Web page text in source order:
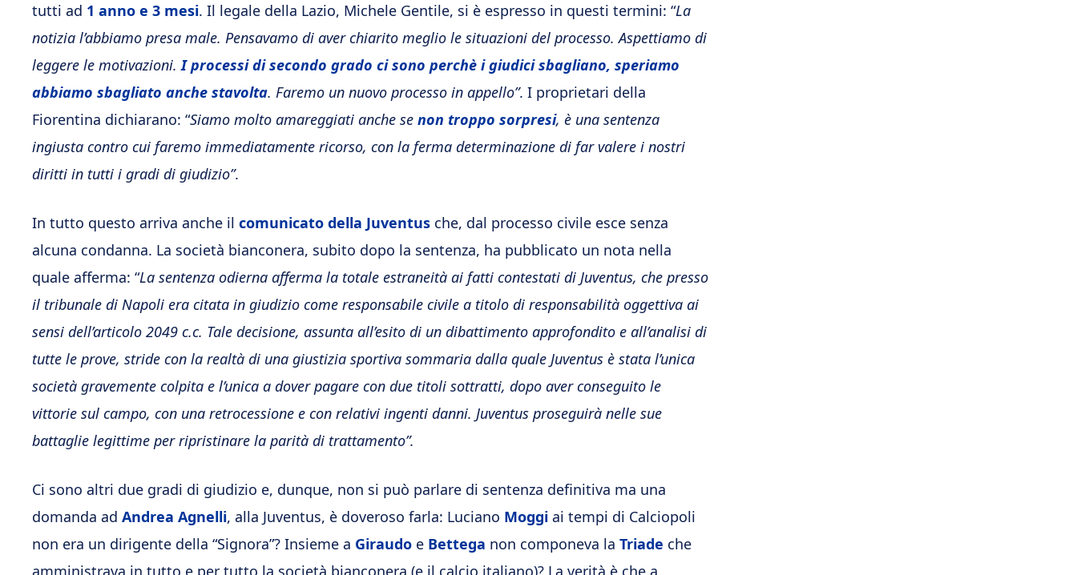
tutti ad 1 anno e 3 mesi. Il legale della Lazio, Michele Gentile, si è espresso in questi termini: “La
notizia l’abbiamo presa male. Pensavamo di aver chiarito meglio le situazioni del processo. Aspettiamo di
leggere le motivazioni.I processi di secondo grado ci sono perchè i giudici sbagliano, speriamo
abbiamo sbagliato anche stavolta. Faremo un nuovo processo in appello”. I proprietari della
Fiorentina dichiarano: “Siamo molto amareggiati anche se non troppo sorpresi, è una sentenza
ingiusta contro cui faremo immediatamente ricorso, con la ferma determinazione di far valere i nostri
diritti in tutti i gradi di giudizio”.
In tutto questo arriva anche il comunicato della Juventus che, dal processo civile esce senza
alcuna condanna. La società bianconera, subito dopo la sentenza, ha pubblicato un nota nella
quale afferma: “La sentenza odierna afferma la totale estraneità ai fatti contestati di Juventus, che presso
il tribunale di Napoli era citata in giudizio come responsabile civile a titolo di responsabilità oggettiva ai
sensi dell’articolo 2049 c.c. Tale decisione, assunta all’esito di un dibattimento approfondito e all’analisi di
tutte le prove, stride con la realtà di una giustizia sportiva sommaria dalla quale Juventus è stata l’unica
società gravemente colpita e l’unica a dover pagare con due titoli sottratti, dopo aver conseguito le
vittorie sul campo, con una retrocessione e con relativi ingenti danni. Juventus proseguirà nelle sue
battaglie legittime per ripristinare la parità di trattamento”.
Ci sono altri due gradi di giudizio e, dunque, non si può parlare di sentenza definitiva ma una
domanda ad Andrea Agnelli, alla Juventus, è doveroso farla: Luciano Moggi ai tempi di Calciopoli
non era un dirigente della “Signora”? Insieme a Giraudo e Bettega non componeva la Triade che
amministrava in tutto e per tutto la società bianconera (e il calcio italiano)? La verità è che a